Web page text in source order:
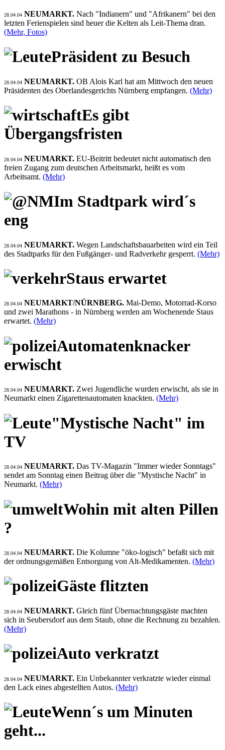
28.04.04 NEUMARKT. Nach "Indianern" und "Afrikanern" bei den
letzten Ferienspielen sind heuer die Kelten als Leit-Thema dran.
(Mehr, Fotos)
Präsident zu Besuch
28.04.04 NEUMARKT. OB Alois Karl hat am Mittwoch den neuen
Präsidenten des Oberlandesgerichts Nürnberg empfangen. (Mehr)
Es gibt
Übergangsfristen
28.04.04 NEUMARKT. EU-Beitritt bedeutet nicht automatisch den
freien Zugang zum deutschen Arbeitsmarkt, heißt es vom
Arbeitsamt. (Mehr)
Im Stadtpark wird´s
eng
28.04.04 NEUMARKT. Wegen Landschaftsbauarbeiten wird ein Teil
des Stadtparks für den Fußgänger- und Radverkehr gesperrt. (Mehr)
Staus erwartet
28.04.04 NEUMARKT/NÜRNBERG. Mai-Demo, Motorrad-Korso
und zwei Marathons - in Nürnberg werden am Wochenende Staus
erwartet. (Mehr)
Automatenknacker
erwischt
28.04.04 NEUMARKT. Zwei Jugendliche wurden erwischt, als sie in
Neumarkt einen Zigarettenautomaten knackten. (Mehr)
"Mystische Nacht" im
TV
28.04.04 NEUMARKT. Das TV-Magazin "Immer wieder Sonntags"
sendet am Sonntag einen Beitrag über die "Mystische Nacht" in
Neumarkt. (Mehr)
Wohin mit alten Pillen
?
28.04.04 NEUMARKT. Die Kolumne "öko-logisch" befaßt sich mit
der ordnungsgemäßen Entsorgung von Alt-Medikamenten. (Mehr)
Gäste flitzten
28.04.04 NEUMARKT. Gleich fünf Übernachtungsgäste machten
sich in Seubersdorf aus dem Staub, ohne die Rechnung zu bezahlen.
(Mehr)
Auto verkratzt
28.04.04 NEUMARKT. Ein Unbekannter verkratzte wieder einmal
den Lack eines abgestellten Autos. (Mehr)
Wenn´s um Minuten
geht...